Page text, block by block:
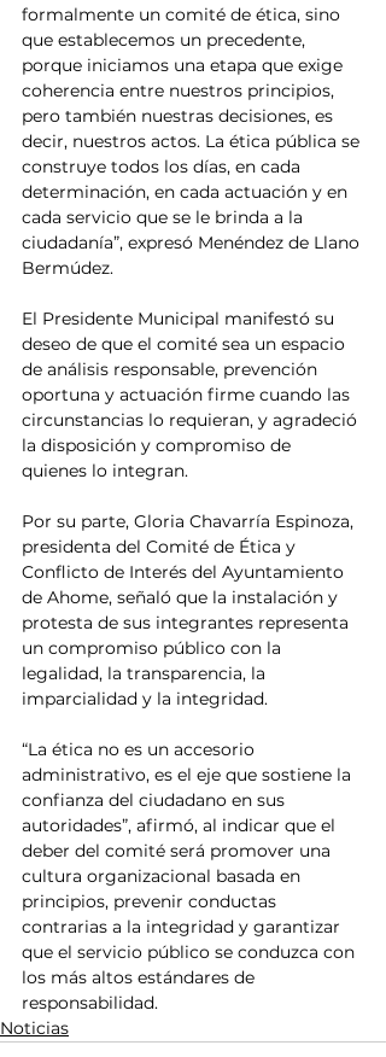
formalmente un comité de ética, sino
que establecemos un precedente,
porque iniciamos una etapa que exige
coherencia entre nuestros principios,
pero también nuestras decisiones, es
decir, nuestros actos. La ética pública se
construye todos los días, en cada
determinación, en cada actuación y en
cada servicio que se le brinda a la
ciudadanía”, expresó Menéndez de Llano
Bermúdez.
El Presidente Municipal manifestó su
deseo de que el comité sea un espacio
de análisis responsable, prevención
oportuna y actuación firme cuando las
circunstancias lo requieran, y agradeció
la disposición y compromiso de
quienes lo integran.
Por su parte, Gloria Chavarría Espinoza,
presidenta del Comité de Ética y
Conflicto de Interés del Ayuntamiento
de Ahome, señaló que la instalación y
protesta de sus integrantes representa
un compromiso público con la
legalidad, la transparencia, la
imparcialidad y la integridad.
“La ética no es un accesorio
administrativo, es el eje que sostiene la
confianza del ciudadano en sus
autoridades”, afirmó, al indicar que el
deber del comité será promover una
cultura organizacional basada en
principios, prevenir conductas
contrarias a la integridad y garantizar
que el servicio público se conduzca con
los más altos estándares de
responsabilidad.
Noticias